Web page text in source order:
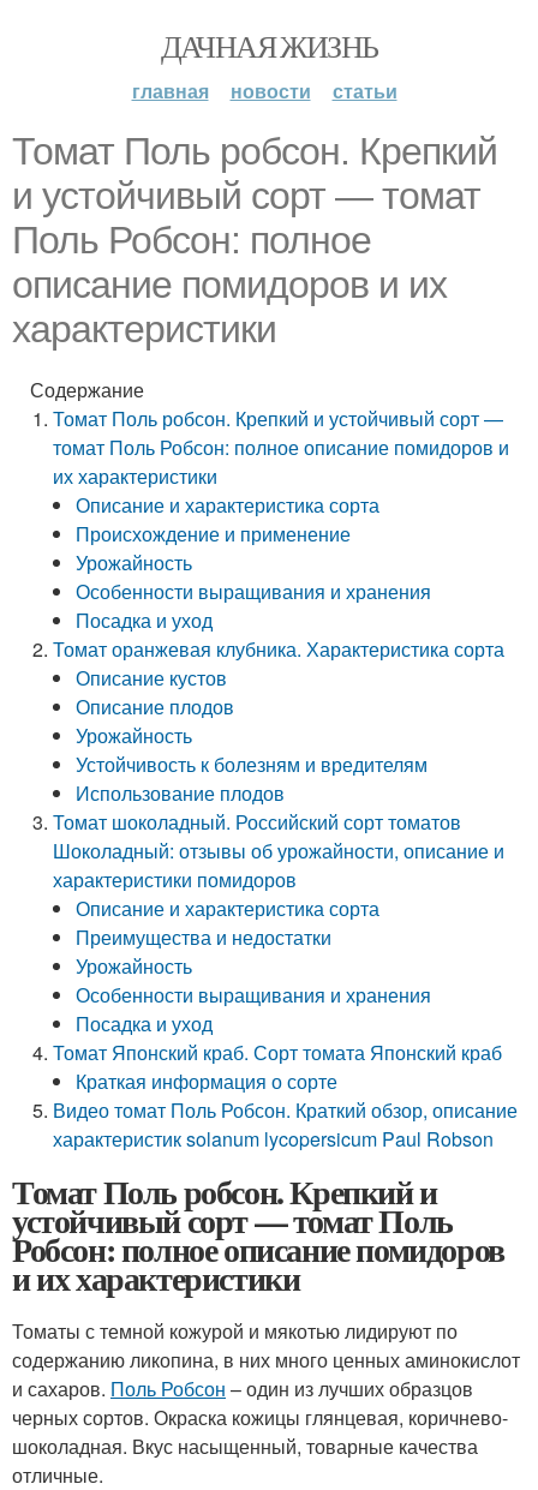
ДАЧНАЯ ЖИЗНЬ
главная новости статьи
Томат Поль робсон. Крепкий
и устойчивый сорт — томат
Поль Робсон: полное
описание помидоров и их
характеристики
Содержание
Томат Поль робсон. Крепкий и устойчивый сорт —
томат Поль Робсон: полное описание помидоров и
их характеристики
Описание и характеристика сорта
Происхождение и применение
Урожайность
Особенности выращивания и хранения
Посадка и уход
Томат оранжевая клубника. Характеристика сорта
Описание кустов
Описание плодов
Урожайность
Устойчивость к болезням и вредителям
Использование плодов
Томат шоколадный. Российский сорт томатов
Шоколадный: отзывы об урожайности, описание и
характеристики помидоров
Описание и характеристика сорта
Преимущества и недостатки
Урожайность
Особенности выращивания и хранения
Посадка и уход
Томат Японский краб. Сорт томата Японский краб
Краткая информация о сорте
Видео томат Поль Робсон. Краткий обзор, описание
характеристик solanum lycopersicum Paul Robson
Томат Поль робсон. Крепкий и
устойчивый сорт — томат Поль
Робсон: полное описание помидоров
и их характеристики
Томаты с темной кожурой и мякотью лидируют по
содержанию ликопина, в них много ценных аминокислот
и сахаров. Поль Робсон – один из лучших образцов
черных сортов. Окраска кожицы глянцевая, коричнево-
шоколадная. Вкус насыщенный, товарные качества
отличные.